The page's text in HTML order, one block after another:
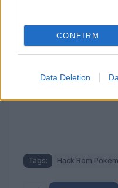
CONFIRM
Data Deletion
Twitter del
Tags: Hack Rom